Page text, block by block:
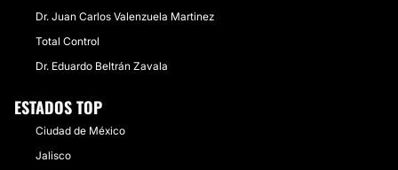
Dr. Juan Carlos Valenzuela Martinez
Total Control
Dr. Eduardo Beltrán Zavala
ESTADOS TOP
Ciudad de México
Jalisco